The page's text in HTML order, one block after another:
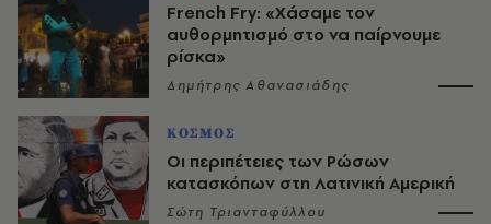
French Fry: «Χάσαμε τον
αυθορμητισμό στο να παίρνουμε
ρίσκα»
Δημήτρης Αθανασιάδης
ΚΟΣΜΟΣ
Οι περιπέτειες των Ρώσων
κατασκόπων στη Λατινική Αμερική
Σώτη Τριανταφύλλου